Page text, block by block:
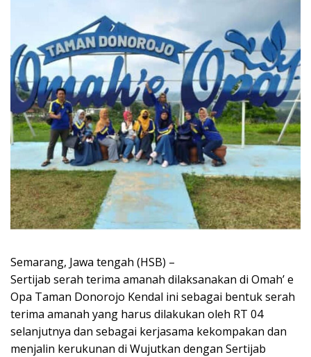
Semarang, Jawa tengah (HSB) –
Sertijab serah terima amanah dilaksanakan di Omah’ e
Opa Taman Donorojo Kendal ini sebagai bentuk serah
terima amanah yang harus dilakukan oleh RT 04
selanjutnya dan sebagai kerjasama kekompakan dan
menjalin kerukunan di Wujutkan dengan Sertijab